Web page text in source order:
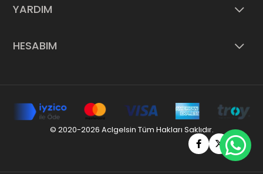
YARDIM
HESABIM
© 2020-2026 Aclgelsin Tüm Hakları Saklıdır.